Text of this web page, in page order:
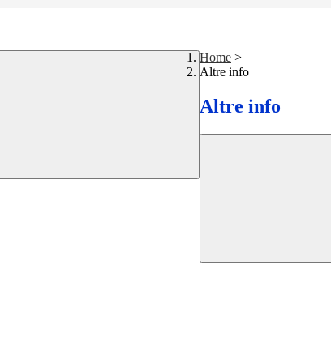
Home >
Altre info
Altre info